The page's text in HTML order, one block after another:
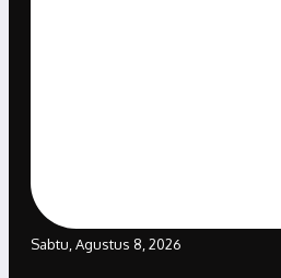
Sabtu, Agustus 8, 2026